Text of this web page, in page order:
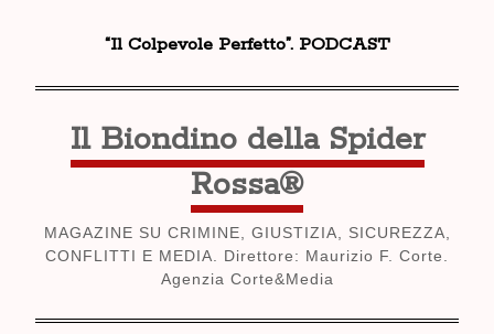
“Il Colpevole Perfetto”. PODCAST
Il Biondino della Spider
Rossa®
MAGAZINE SU CRIMINE, GIUSTIZIA, SICUREZZA,
CONFLITTI E MEDIA. Direttore: Maurizio F. Corte.
Agenzia Corte&Media